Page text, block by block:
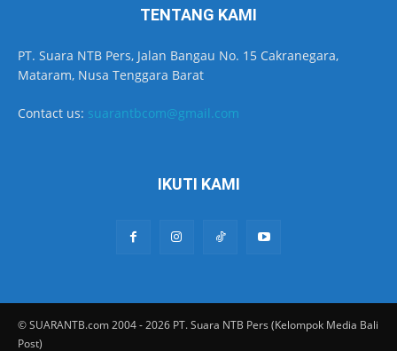
TENTANG KAMI
PT. Suara NTB Pers, Jalan Bangau No. 15 Cakranegara,
Mataram, Nusa Tenggara Barat
Contact us: suarantbcom@gmail.com
IKUTI KAMI
© SUARANTB.com 2004 - 2026 PT. Suara NTB Pers (Kelompok Media Bali
Post)